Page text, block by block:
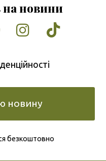
на новини
Instagram
Tiktok
новину
безкоштовно